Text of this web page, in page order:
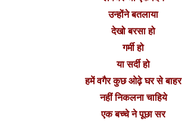
उन्होंने बतलाया
देखो बरसा हो
गर्मी हो
या सर्दी हो
हमें वगैर कुछ ओढ़े घर से बाहर
नहीं निकलना चाहिये
एक बच्चे ने पूछा सर